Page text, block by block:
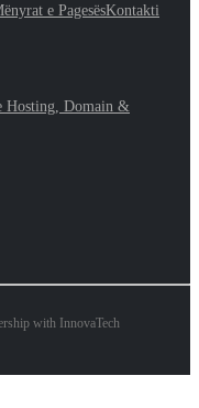
e PagesësKontakti
Hosting, Domain &
with InnovaTech